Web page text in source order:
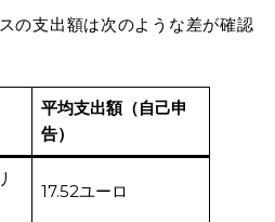
の支出額は次のような差が確認
平均支出額（自己申
告）
17.52ユーロ